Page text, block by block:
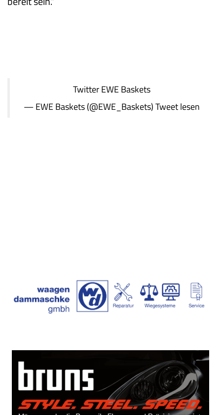
TwitterEWE Baskets
— EWE Baskets (@EWE_Baskets)Tweet lesen